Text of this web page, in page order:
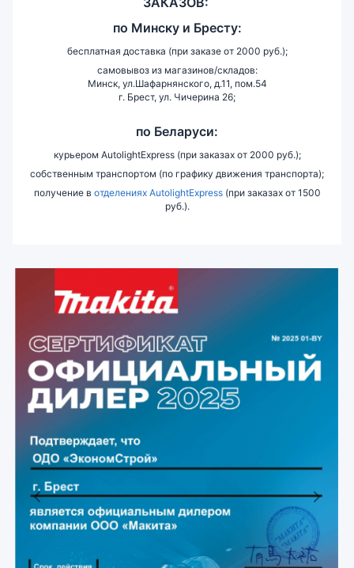
по Минску и Бресту:
бесплатная доставка (при заказе от 2000 руб.);
самовывоз из магазинов/складов:
Минск, ул.Шафарнянского, д.11, пом.54
г. Брест, ул. Чичерина 26;
по Беларуси:
курьером AutolightExpress (при заказах от 2000 руб.);
собственным транспортом (по графику движения транспорта);
получение в отделениях AutolightExpress(при заказах от 1500
руб.).
Previous Next